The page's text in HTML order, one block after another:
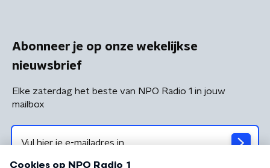
Abonneer je op onze wekelijkse
nieuwsbrief
Elke zaterdag het beste van NPO Radio 1 in jouw
mailbox